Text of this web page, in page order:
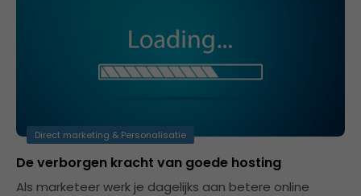
Direct marketing & Personalisatie
De verborgen kracht van goede hosting
Als marketeer werk je dagelijks aan betere online